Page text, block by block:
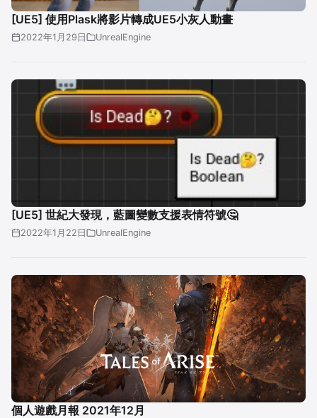
[UE5] 使用Plask將影片轉成UE5小灰人動畫
2022年1月29日 UnrealEngine
[UE5] 世紀大發現，藍圖變數支援表情符號🤔
2022年1月22日 UnrealEngine
個人遊戲月報 2021年12月